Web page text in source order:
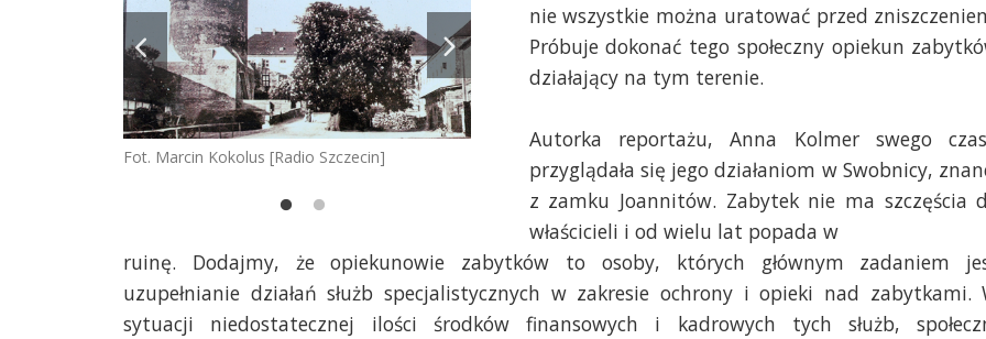
Fot. Marcin Kokolus [Radio Szczecin] Fot. Marcin Kokolus [Radio Szczecin] Fot. Marcin Kokolus
nie wszystkie można uratować przed
Próbuje dokonać tego społeczny opiekun
działający na tym terenie.
Autorka reportażu, Anna Kolmer swego
przyglądała się jego działaniom w Swobnicy,
z zamku Joannitów. Zabytek nie ma szczęścia
właścicieli i od wielu lat popada w
ruinę. Dodajmy, że opiekunowie zabytków to osoby, których głównym zadaniem
uzupełnianie działań służb specjalistycznych w zakresie ochrony i opieki nad zabytkami.
sytuacji niedostatecznej ilości środków finansowych i kadrowych tych służb,